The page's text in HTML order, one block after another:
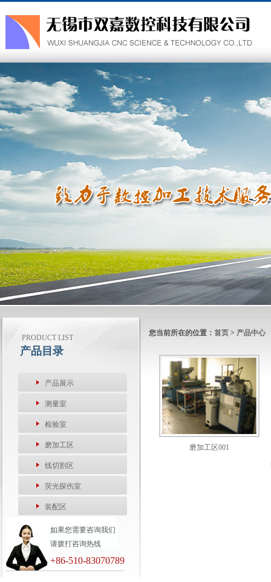
PRODUCT LIST
产品目录
产品展示
测量室
检验室
磨加工区
线切割区
荧光探伤室
装配区
如果您需要咨询我们
请拨打咨询热线
+86-510-83070789
您当前所在的位置： 首页 > 产品中心
磨加工区001